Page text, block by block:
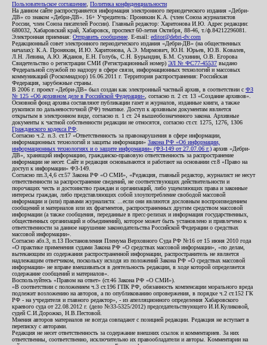
Пользовательское соглашение Политика конфиденциальности
На данном сайте распространяется информация электронного периодического издания «Дебри-
ДВ» со знаком «Дебри-ДВ». 16+ Учредитель: Пронякин К.А. (член Союза журналистов
России, член Союза писателей России). Главный редактор: Харитонова И.Ю. Адрес редакции:
680032, Хабаровский край, Хабаровск, проспект 60-летия Октября, 88-46, т./ф.84212296081.
Электронная приемная: Отправить сообщение . E-mail: editor@debri-dv.com
Редакционный совет электронного периодического издания «Дебри-ДВ» (на общественных
началах): К.А. Пронякин, И.Ю. Харитонова, А.Э. Мирмович, Ю.Н. Юрьев, Ю.В. Ковалев,
Л.Н. Левина, А.Ю. Жданов, Е.Н. Голубь, С.Н. Бурындин, Б.М. Сухинин, О.В. Егорова
Свидетельство о регистрации СМИ (Регистрационный номер) ЭЛ № ФС77-45537 выдано
Федеральной службой по надзору в сфере связи, информационных технологий и массовых
коммуникаций (Роскомнадзор) 16.06.2011 г. Территория распространения: Российская
Федерация, зарубежные страны.
В 2006 г. проект «Дебри-ДВ» был создан как электронный частный архив, в соответствии с ФЗ
№ 125 «Об архивном деле в Российской Федерации» , согласно п. 2 ст. 13 «Создание архивов».
Основной фонд архива составляют публикации газет и журналов, изданные книги, а также
рукописи по дальневосточной (РФ) тематике. Доступ к архивным документам является
открытым в электронном виде, согласно п. 1 ст. 24 вышеобозначенного закона. Архивные
документы к частной собственности редакции не относятся, согласно ст.ст. 1275, 1276, 1306
Гражданского кодекса РФ
Согласно ч.2. п.3. ст.17 «Ответственность за правонарушения в сфере информации,
информационных технологий и защиты информации» Закона РФ «Об информации,
информационных технологиях и о защите информации» (ФЗ-149 от 27.07.06 г.) архив «Дебри-
ДВ», хранящий информацию, гражданско-правовую ответственность за распространение
информации не несет. Сайт и редакция основываются и работают на основании ст.8 «Право на
доступ к информации» ФЗ-149.
Согласно пп.3,4,6 ст.57 Закона РФ «О СМИ», «Редакция, главный редактор, журналист не несут
ответственности за распространение сведений, не соответствующих действительности и
порочащих честь и достоинство граждан и организаций, либо ущемляющих права и законные
интересы граждан, либо представляющих собой злоупотребление свободой массовой
информации и (или) правами журналиста: ...если они являются дословным воспроизведением
сообщений и материалов или их фрагментов, распространенных другим средством массовой
информации (а также сообщения, переданные в пресс-релизах и информация государственных,
общественных организаций и объединений), которое может быть установлено и привлечено к
ответственности за данное нарушение законодательства Российской Федерации о средствах
массовой информации».
Согласно абз.3, п.13 Постановления Пленума Верховного Суда РФ №16 от 15 июня 2010 года
«О практике применения судами Закона РФ «О средствах массовой информации», «по делам,
вытекающим из содержания распространенной информации, распространитель не является
надлежащим ответчиком, поскольку исходя из положений Закона РФ «О средствах массовой
информации» не вправе вмешиваться в деятельность редакции, в ходе которой определяется
содержание сообщений и материалов».
Воспользуйтесь «Правом на ответ» (ст.46 Закона РФ «О СМИ»).
«В соответствии с положением ч.3 ст.196 ГПК РФ, обязанность компенсации морального вреда
подлежит возложению на авторов, а по опубликованию опровержения, в порядке ч.2 ст.152 ГК
РФ - на учредителя и главного редактор», - из апелляционного определения Хабаровского
краевого суда от 22.08.2012 г. (дело №33-5325/2012) председательствующего И.И.Куликовой,
судей С.И.Дорожко, Н.В.Пестовой.
Мнения авторов материалов не всегда совпадают с позицией редакции. Редакция не вступает в
переписку с авторами.
Редакция не несет ответственность за содержание внешних ссылок и комментариев. За них
ответственны, соответственно, исключительно их правообладатели и авторы. Комментарии на